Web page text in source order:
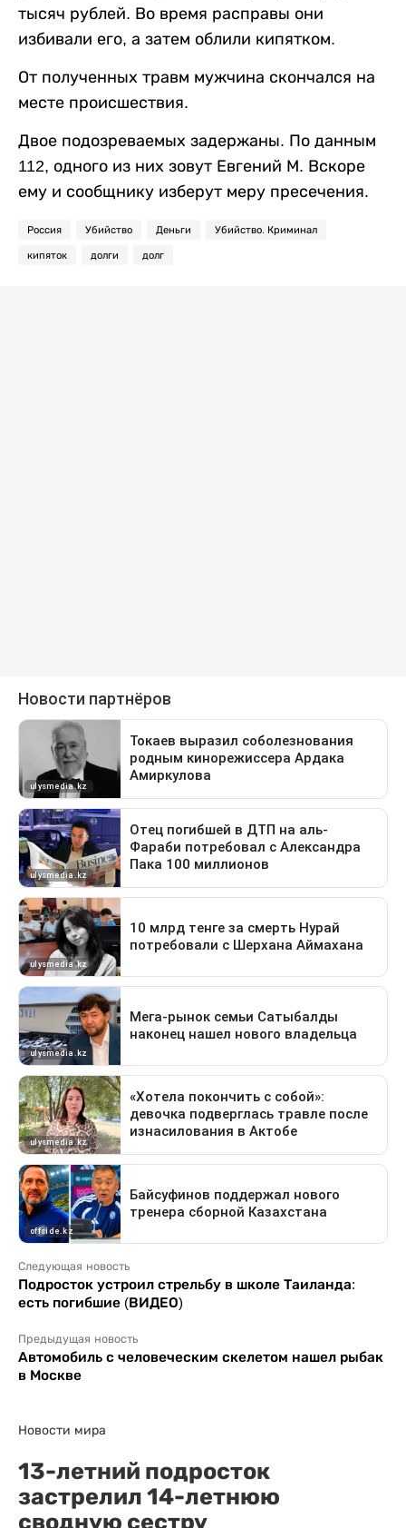
тысяч рублей. Во время расправы они
избивали его, а затем облили кипятком.
От полученных травм мужчина скончался на
месте происшествия.
Двое подозреваемых задержаны. По данным
112, одного из них зовут Евгений М. Вскоре
ему и сообщнику изберут меру пресечения.
Россия Убийство Деньги Убийство. Криминал
кипяток долги долг
Следующая новость
Подросток устроил стрельбу в школе Таиланда:
есть погибшие (ВИДЕО)
Предыдущая новость
Автомобиль с человеческим скелетом нашел рыбак
в Москве
Новости мира
13-летний подросток
застрелил 14-летнюю
сводную сестру